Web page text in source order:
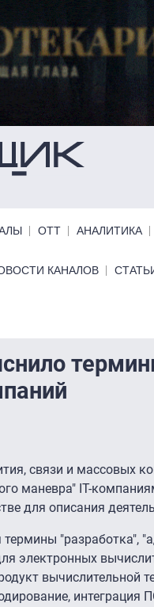
ОТТ АНАЛИТИКА
КАНАЛОВ
связи и массовых
маневра" IT-
для описания
"разработка",
электронных
вычислительной
интеграция